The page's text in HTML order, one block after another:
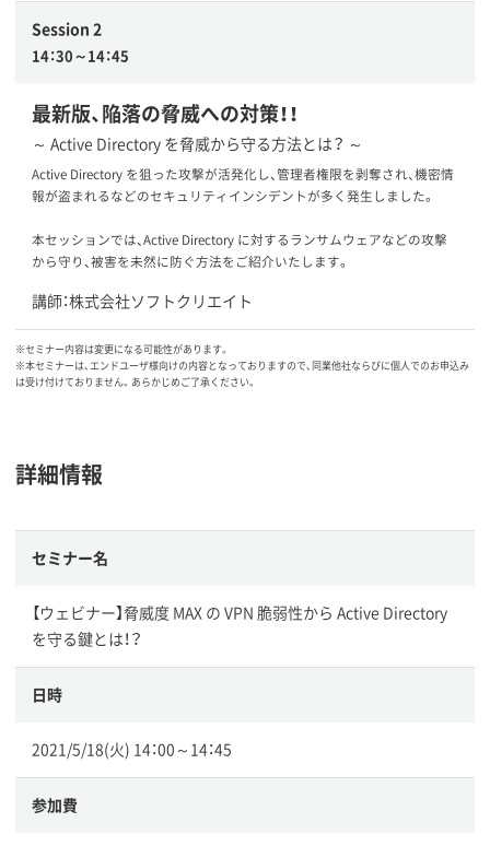
Session 2
14：30～14：45
最新版、陥落の脅威への対策！！
～ Active Directory を脅威から守る方法とは？ ～
Active Directory を狙った攻撃が活発化し、管理者権限を剥奪され、機密情
報が盗まれるなどのセキュリティインシデントが多く発生しました。
本セッションでは、Active Directory に対するランサムウェアなどの攻撃
から守り、被害を未然に防ぐ方法をご紹介いたします。
講師：株式会社ソフトクリエイト
※セミナー内容は変更になる可能性があります。
※本セミナーは、エンドユーザ様向けの内容となっておりますので、同業他社ならびに個人でのお申込み
は受け付けておりません。あらかじめご了承ください。
詳細情報
セミナー名
【ウェビナー】脅威度 MAX の VPN 脆弱性から Active Directory
を守る鍵とは！？
日時
2021/5/18(火) 14：00～14：45
参加費